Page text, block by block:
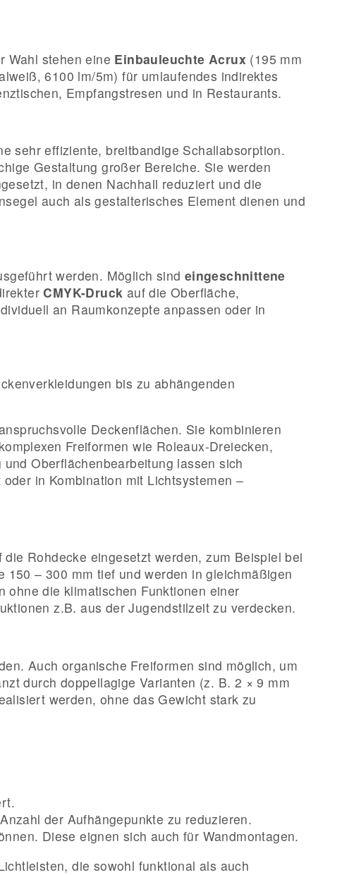
Wahl stehen eine Einbauleuchte Acrux (195 mm
6100 lm/5m) für umlaufendes indirektes
Empfangstresen und in Restaurants.
sehr effiziente, breitbandige Schallabsorption.
Gestaltung großer Bereiche. Sie werden
in denen Nachhall reduziert und die
auch als gestalterisches Element dienen und
werden. Möglich sind eingeschnittene
CMYK-Druck auf die Oberfläche,
an Raumkonzepte anpassen oder in
bis zu abhängenden
Deckenflächen. Sie kombinieren
Freiformen wie Roleaux-Dreiecken,
Oberflächenbearbeitung lassen sich
in Kombination mit Lichtsystemen –
Rohdecke eingesetzt werden, zum Beispiel bei
– 300 mm tief und werden in gleichmäßigen
ohne die klimatischen Funktionen einer
z.B. aus der Jugendstilzeit zu verdecken.
Auch organische Freiformen sind möglich, um
durch doppellagige Varianten (z. B. 2 × 9 mm
werden, ohne das Gewicht stark zu
der Aufhängepunkte zu reduzieren.
Diese eignen sich auch für Wandmontagen.
die sowohl funktional als auch